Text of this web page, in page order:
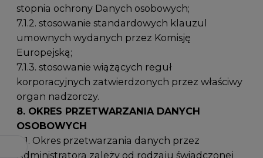
stopnia ochrony Danych osobowych;
7.1.2. stosowanie standardowych klauzul
umownych wydanych przez Komisję
Europejską;
7.1.3. stosowanie wiążących reguł
korporacyjnych zatwierdzonych przez właściwy
organ nadzorczy.
8. OKRES PRZETWARZANIA DANYCH
OSOBOWYCH
8.1. Okres przetwarzania danych przez
Administratora zależy od rodzaju świadczonej